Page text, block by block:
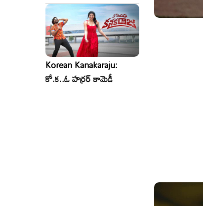
Korean Kanakaraju:
కో.క..ఓ హర్రర్ కామెడీ